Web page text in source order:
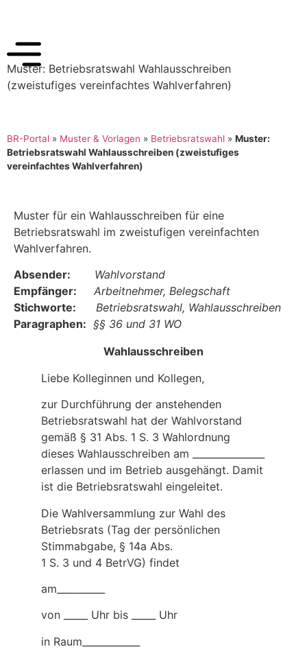
Muster: Betriebsratswahl Wahlausschreiben
(zweistufiges vereinfachtes Wahlverfahren)
BR-Portal » Muster & Vorlagen » Betriebsratswahl » Muster:
Betriebsratswahl Wahlausschreiben (zweistufiges
vereinfachtes Wahlverfahren)
Muster für ein Wahlausschreiben für eine
Betriebsratswahl im zweistufigen vereinfachten
Wahlverfahren.
Absender:
Wahlvorstand
Empfänger:
Arbeitnehmer, Belegschaft
Stichworte:
Betriebsratswahl, Wahlausschreiben
Paragraphen: §§ 36 und 31 WO
Wahlausschreiben
Liebe Kolleginnen und Kollegen,
zur Durchführung der anstehenden
Betriebsratswahl hat der Wahlvorstand
gemäß § 31 Abs. 1 S. 3 Wahlordnung
dieses Wahlausschreiben am _______________
erlassen und im Betrieb ausgehängt. Damit
ist die Betriebsratswahl eingeleitet.
Die Wahlversammlung zur Wahl des
Betriebsrats (Tag der persönlichen
Stimmabgabe, § 14a Abs.
1 S. 3 und 4 BetrVG) findet
am__________
von _____ Uhr bis _____ Uhr
in Raum_­___________